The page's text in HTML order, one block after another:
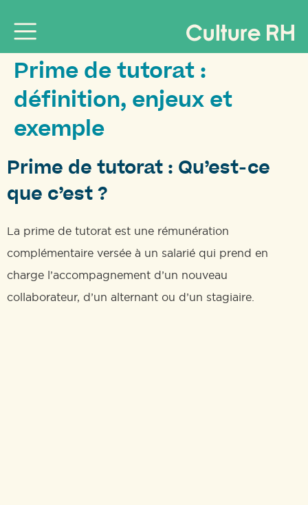
Prime de tutorat :
définition, enjeux et
exemple
Prime de tutorat : Qu’est-ce
que c’est ?
La prime de tutorat est une rémunération
complémentaire versée à un salarié qui prend en
charge l’accompagnement d’un nouveau
collaborateur, d’un alternant ou d’un stagiaire.